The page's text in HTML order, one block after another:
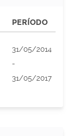
PERÍODO
31/05/2014
-
31/05/2017